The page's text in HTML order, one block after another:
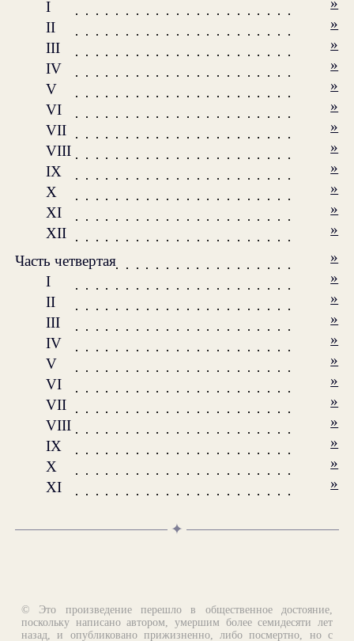
I
II
»
III
»
IV
»
V
»
VI
»
VII
»
VIII
»
IX
»
X
»
XI
»
XII
»
Часть четвертая
»
I
»
II
»
III
»
IV
»
V
»
VI
»
VII
»
VIII
»
IX
»
X
»
XI
»
✦
© Это произведение перешло в общественное достояние,
поскольку написано автором, умершим более семидесяти лет
назад, и опубликовано прижизненно, либо посмертно, но с